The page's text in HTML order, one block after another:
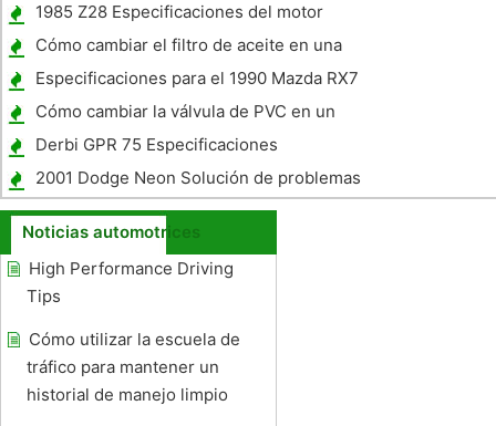
1985 Z28 Especificaciones del motor
Cómo cambiar el filtro de aceite en una
Bandit 1200
Especificaciones para el 1990 Mazda RX7
Cómo cambiar la válvula de PVC en un
Nissan Hardbody
Derbi GPR 75 Especificaciones
2001 Dodge Neon Solución de problemas
Noticias automotrices
High Performance Driving
Tips
Cómo utilizar la escuela de
tráfico para mantener un
historial de manejo limpio